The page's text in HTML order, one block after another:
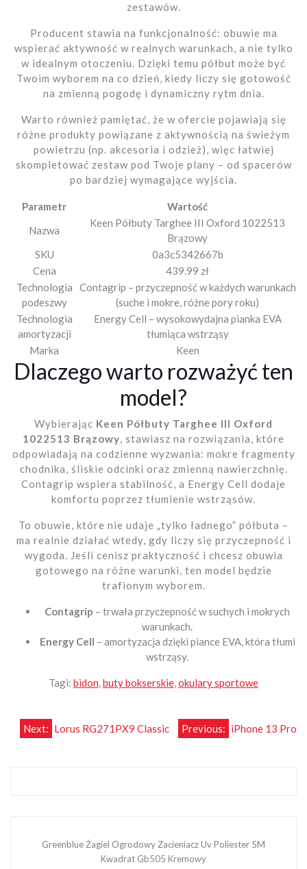
zestawów.
Producent stawia na funkcjonalność: obuwie ma
wspierać aktywność w realnych warunkach, a nie tylko
w idealnym otoczeniu. Dzięki temu półbut może być
Twoim wyborem na co dzień, kiedy liczy się gotowość
na zmienną pogodę i dynamiczny rytm dnia.
Warto również pamiętać, że w ofercie pojawiają się
różne produkty powiązane z aktywnością na świeżym
powietrzu (np. akcesoria i odzież), więc łatwiej
skompletować zestaw pod Twoje plany – od spacerów
po bardziej wymagające wyjścia.
Parametr
Wartość
Nazwa
Keen Półbuty Targhee III Oxford 1022513
Brązowy
SKU
0a3c5342667b
Cena
439.99 zł
Technologia
podeszwy
Contagrip – przyczepność w każdych warunkach
(suche i mokre, różne pory roku)
Technologia
amortyzacji
Energy Cell – wysokowydajna pianka EVA
tłumiąca wstrząsy
Marka
Keen
Dlaczego warto rozważyć ten
model?
Wybierając Keen Półbuty Targhee III Oxford
1022513 Brązowy, stawiasz na rozwiązania, które
odpowiadają na codzienne wyzwania: mokre fragmenty
chodnika, śliskie odcinki oraz zmienną nawierzchnię.
Contagrip wspiera stabilność, a Energy Cell dodaje
komfortu poprzez tłumienie wstrząsów.
To obuwie, które nie udaje „tylko ładnego” półbuta –
ma realnie działać wtedy, gdy liczy się przyczepność i
wygoda. Jeśli cenisz praktyczność i chcesz obuwia
gotowego na różne warunki, ten model będzie
trafionym wyborem.
Contagrip – trwała przyczepność w suchych i mokrych
warunkach.
Energy Cell – amortyzacja dzięki piance EVA, która tłumi
wstrząsy.
Tagi: bidon,buty bokserskie,okulary sportowe
Nawigacja
Previous: iPhone 13 Pro
Next: Lorus RG271PX9 Classic
Greenblue Żagiel Ogrodowy Zacieniacz Uv Poliester 5M
Kwadrat Gb505 Kremowy